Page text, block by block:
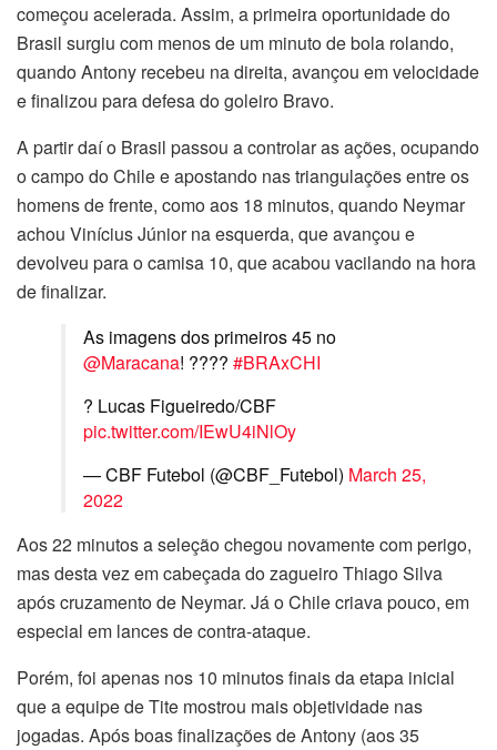
começou acelerada. Assim, a primeira oportunidade do
Brasil surgiu com menos de um minuto de bola rolando,
quando Antony recebeu na direita, avançou em velocidade
e finalizou para defesa do goleiro Bravo.
A partir daí o Brasil passou a controlar as ações, ocupando
o campo do Chile e apostando nas triangulações entre os
homens de frente, como aos 18 minutos, quando Neymar
achou Vinícius Júnior na esquerda, que avançou e
devolveu para o camisa 10, que acabou vacilando na hora
de finalizar.
As imagens dos primeiros 45 no
@Maracana! ???? #BRAxCHI
? Lucas Figueiredo/CBF
pic.twitter.com/IEwU4iNlOy
— CBF Futebol (@CBF_Futebol) March 25,
2022
Aos 22 minutos a seleção chegou novamente com perigo,
mas desta vez em cabeçada do zagueiro Thiago Silva
após cruzamento de Neymar. Já o Chile criava pouco, em
especial em lances de contra-ataque.
Porém, foi apenas nos 10 minutos finais da etapa inicial
que a equipe de Tite mostrou mais objetividade nas
jogadas. Após boas finalizações de Antony (aos 35